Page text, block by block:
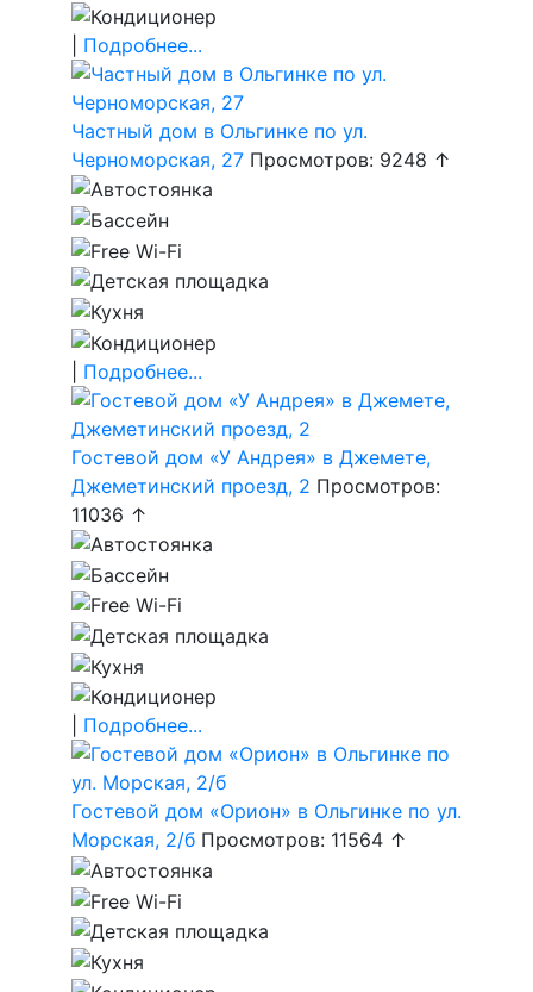
Подробнее...
Частный дом в Ольгинке по ул.
Черноморская, 27 Просмотров: 9248 ↑
Подробнее...
Гостевой дом «У Андрея» в Джемете,
Джеметинский проезд, 2 Просмотров:
11036 ↑
Подробнее...
Гостевой дом «Орион» в Ольгинке по ул.
Морская, 2/б Просмотров: 11564 ↑